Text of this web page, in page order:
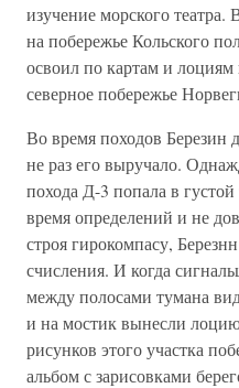
изучение морского
на побережье Кольского
освоил по картам и лоциям
северное побережье
Во время походов Березин
не раз его выручало.
похода Д-3 попала в
время определений и не
строя гирокомпасу,
счисления. И когда
между полосами тумана
и на мостик вынесли
рисунков этого участка
альбом с зарисовками